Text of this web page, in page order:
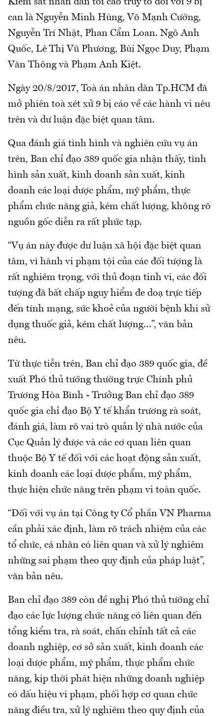
Kiểm sát nhân dân tối cao truy tố đối với 9 bị
can là Nguyễn Minh Hùng, Võ Mạnh Cường,
Nguyễn Trí Nhật, Phan Cẩm Loan. Ngô Anh
Quốc, Lê Thị Vũ Phương, Bùi Ngọc Duy, Phạm
Văn Thông và Phạm Anh Kiệt.
Ngày 20/8/2017, Toà án nhân dân Tp.HCM đã
mở phiên toà xét xử 9 bị cáo về các hành vi nêu
trên và dư luận đặc biệt quan tâm.
Qua đánh giá tình hình và nghiên cứu vụ án
trên, Ban chỉ đạo 389 quốc gia nhận thấy, tình
hình sản xuất, kinh doanh sản xuất, kinh
doanh các loại dược phẩm, mỹ phẩm, thực
phẩm chức năng giả, kém chất lượng, không rõ
nguồn gốc diễn ra rất phức tạp.
“Vụ án này được dư luận xã hội đặc biệt quan
tâm, vì hành vi phạm tội của các đối tượng là
rất nghiêm trọng, với thủ đoạn tinh vi, các đối
tượng đã bất chấp nguy hiểm đe doạ trực tiếp
đến tính mạng, sức khoẻ của người bệnh khi sử
dụng thuốc giả, kém chất lượng…”, văn bản
nêu.
Từ thực tiễn trên, Ban chỉ đạo 389 quốc gia, đề
xuất Phó thủ tướng thường trực Chính phủ
Trương Hòa Bình - Trưởng Ban chỉ đạo 389
quốc gia chỉ đạo Bộ Y tế khẩn trương rà soát,
đánh giá, làm rõ vai trò quản lý nhà nước của
Cục Quản lý được và các cơ quan liên quan
thuộc Bộ Y tế đối với các hoạt động sản xuất,
kinh doanh các loại dược phẩm, mỹ phẩm,
thực hiện chức năng trên phạm vi toàn quốc.
“Đối với vụ án tại Công ty Cổ phần VN Pharma
cần phải xác định, làm rõ trách nhiệm của các
tổ chức, cá nhân có liên quan và xử lý nghiêm
những sai phạm theo quy định của pháp luật”,
văn bản nêu.
Ban chỉ đạo 389 còn đề nghị Phó thủ tướng chỉ
đạo các lực lượng chức năng có liên quan đến
tổng kiểm tra, rà soát, chấn chỉnh tất cả các
doanh nghiệp, cơ sở sản xuất, kinh doanh các
loại dược phẩm, mỹ phẩm, thực phẩm chức
năng, kịp thời phát hiện những doanh nghiệp
có dấu hiệu vi phạm, phối hợp cơ quan chức
năng điều tra, xử lý nghiêm theo quy định của